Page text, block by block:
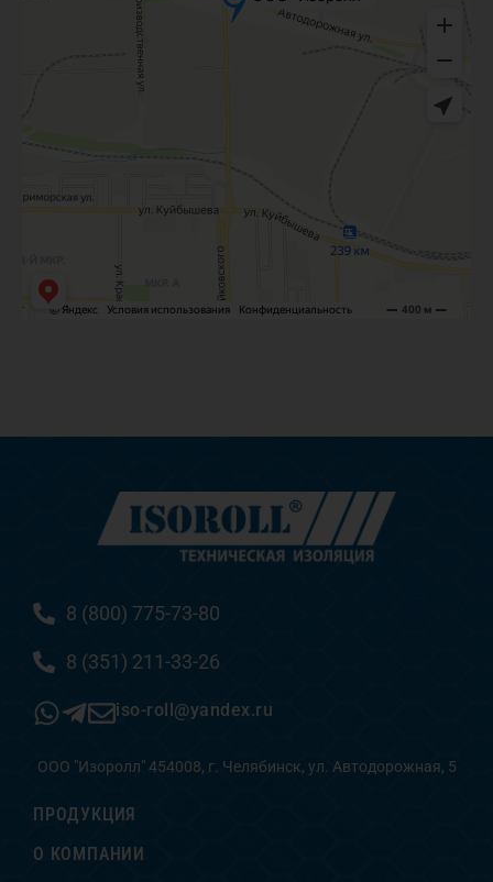
8 (800) 775-73-80
8 (351) 211-33-26
iso-roll@yandex.ru
ООО "Изоролл" 454008, г. Челябинск, ул. Автодорожная, 5
ПРОДУКЦИЯ
О КОМПАНИИ